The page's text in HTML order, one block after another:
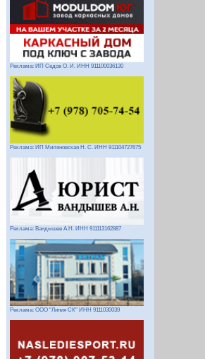
Реклама: ИП Седов О. И. ИНН 911100036130
Реклама: ИП Миляновская Н. С. ИНН 911104727675
Реклама: Вандышев А.Н. ИНН 911113162887
Реклама: ООО "Линия СК" ИНН 9111030039